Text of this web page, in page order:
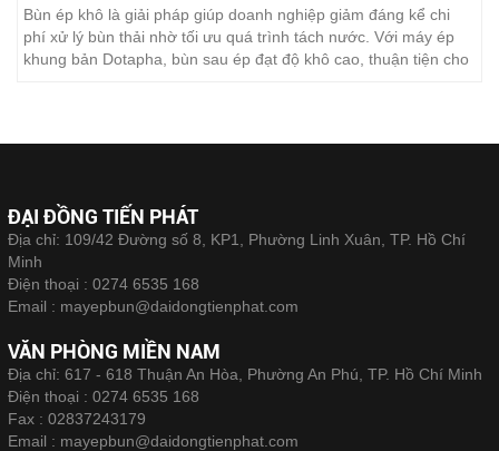
Bùn ép khô là giải pháp giúp doanh nghiệp giảm đáng kể chi
phí xử lý bùn thải nhờ tối ưu quá trình tách nước. Với máy ép
khung bản Dotapha, bùn sau ép đạt độ khô cao, thuận tiện cho
ĐẠI ĐỒNG TIẾN PHÁT
Địa chỉ: 109/42 Đường số 8, KP1, Phường Linh Xuân, TP. Hồ Chí
Minh
Điện thoại : 0274 6535 168
Email : mayepbun@daidongtienphat.com
VĂN PHÒNG MIỀN NAM
Địa chỉ: 617 - 618 Thuận An Hòa, Phường An Phú, TP. Hồ Chí Minh
Điện thoại : 0274 6535 168
Fax : 02837243179
Email : mayepbun@daidongtienphat.com